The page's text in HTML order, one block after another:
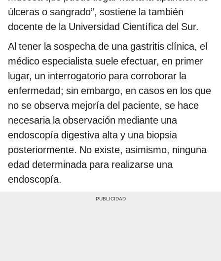
úlceras o sangrado”, sostiene la también
docente de la Universidad Científica del Sur.
Al tener la sospecha de una gastritis clínica, el
médico especialista suele efectuar, en primer
lugar, un interrogatorio para corroborar la
enfermedad; sin embargo, en casos en los que
no se observa mejoría del paciente, se hace
necesaria la observación mediante una
endoscopía digestiva alta y una biopsia
posteriormente. No existe, asimismo, ninguna
edad determinada para realizarse una
endoscopía.